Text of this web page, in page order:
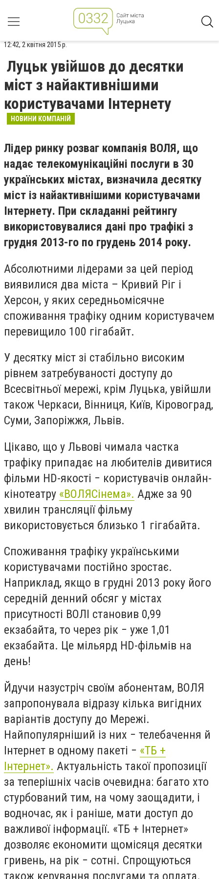
12:42, 2 квітня 2015 р.
Луцьк увійшов до десятки
міст з найактивнішими
користувачами Інтернету
НОВИНИ КОМПАНІЙ
Лідер ринку розваг компанія ВОЛЯ, що
надає телекомунікаційні послуги в 30
українських містах, визначила десятку
міст із найактивнішими користувачами
Інтернету. При складанні рейтингу
використовувалися дані про трафікі з
грудня 2013-го по грудень 2014 року.
Абсолютними лідерами за цей період
виявилися два міста – Кривий Ріг і
Херсон, у яких середньомісячне
споживання трафіку одним користувачем
перевищило 100 гігабайт.
У десятку міст зі стабільно високим
рівнем затребуваності доступу до
Всесвітньої мережі, крім Луцька, увійшли
також Черкаси, Вінниця, Київ, Кіровоград,
Суми, Запоріжжя, Львів.
Цікаво, що у Львові чимала частка
трафіку припадає на любителів дивитися
фільми HD-якості − користувачів онлайн-
кінотеатру «ВОЛЯСінема». Адже за 90
хвилин трансляції фільму
використовується близько 1 гігабайта.
Споживання трафіку українськими
користувачами постійно зростає.
Наприклад, якщо в грудні 2013 року його
середній денний обсяг у містах
присутності ВОЛІ становив 0,99
екзабайта, то через рік − уже 1,01
екзабайта. Це мільярд HD-фільмів на
день!
Йдучи назустріч своїм абонентам, ВОЛЯ
запропонувала відразу кілька вигідних
варіантів доступу до Мережі.
Найпопулярніший із них − телебачення й
Інтернет в одному пакеті − «ТБ +
Інтернет». Актуальність такої пропозиції
за теперішніх часів очевидна: багато хто
стурбований тим, на чому заощадити, і
водночас, як і раніше, мати доступ до
важливої ​​інформації. «ТБ + Інтернет»
дозволяє економити щомісяця десятки
гривень, на рік − сотні. Спрощуються
також керування послугами та оплата.